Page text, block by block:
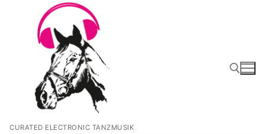
springen
CURATED ELECTRONIC TANZMUSIK